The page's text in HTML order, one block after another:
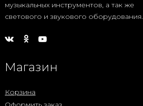
музыкальных инструментов, а так же
светового и звукового оборудования.
Магазин
Корзина